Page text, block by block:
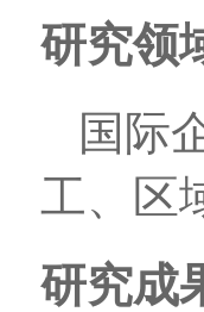
研究领
国际
工、区
研究成